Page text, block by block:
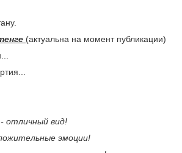
(актуальна на момент публикации)
отличный вид!
эмоции!